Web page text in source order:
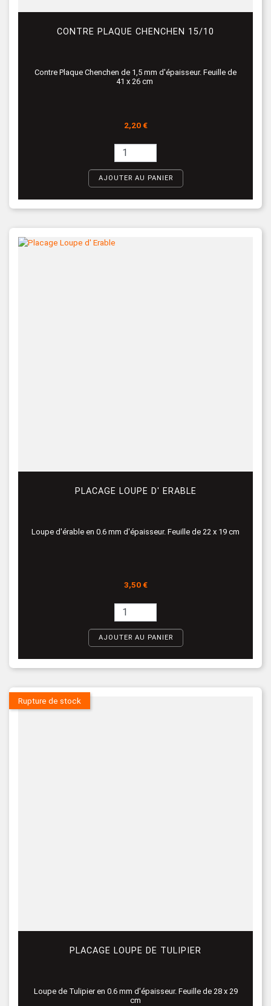
CONTRE PLAQUE CHENCHEN 15/10
Contre Plaque Chenchen de 1,5 mm d'épaisseur. Feuille de
41 x 26 cm
Prix
2,20 €
AJOUTER AU PANIER
PLACAGE LOUPE D' ERABLE
Loupe d'érable en 0.6 mm d'épaisseur. Feuille de 22 x 19 cm
Prix
3,50 €
AJOUTER AU PANIER
PLACAGE LOUPE DE TULIPIER
Loupe de Tulipier en 0.6 mm d'épaisseur. Feuille de 28 x 29
cm
Rupture de stock